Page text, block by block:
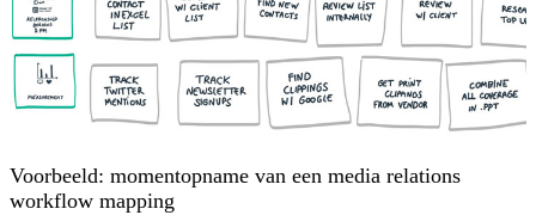
Voorbeeld: momentopname van een media relations
workflow mapping